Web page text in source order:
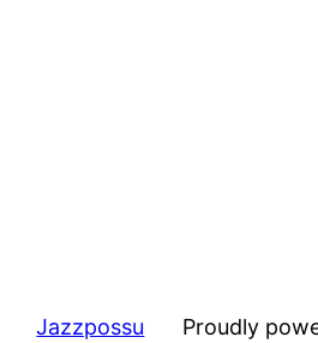
Jazzpossu Proudly